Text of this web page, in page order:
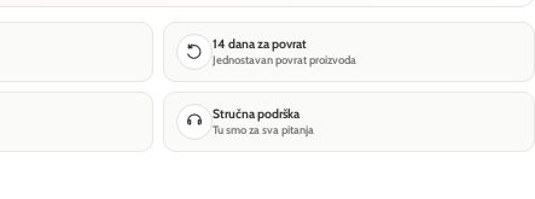
14 dana za povrat
Jednostavan povrat proizvoda
Stručna podrška
Tu smo za sva pitanja